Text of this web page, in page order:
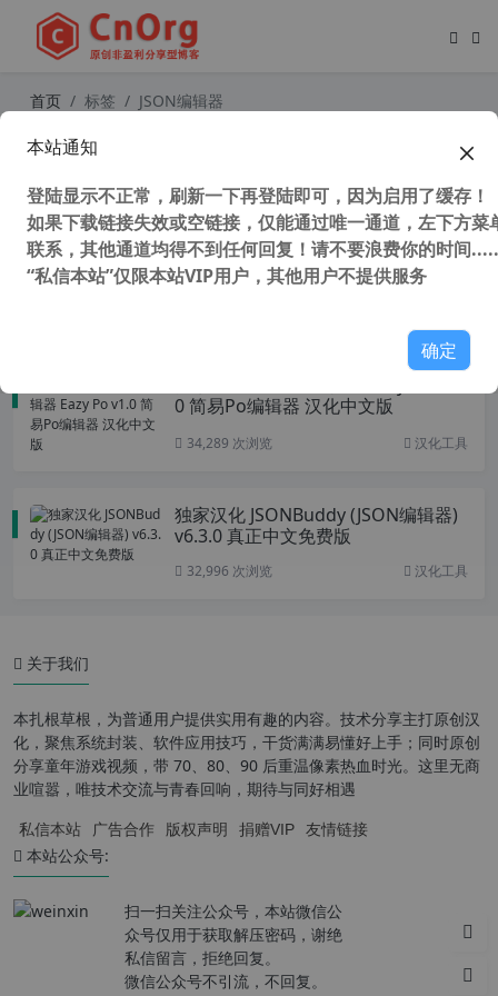
首页 标签 JSON编辑器
独家汉化 简单好用的 JSON编辑器 Jso
0 简易Po编辑器 汉化中文版
34,289 次浏览 汉化工具
独家汉化 JSONBuddy (JSON编辑器)
v6.3.0 真正中文免费版
32,996 次浏览 汉化工具
关于我们
本扎根草根，为普通用户提供实用有趣的内容。技术分享主打原创汉
化，聚焦系统封装、软件应用技巧，干货满满易懂好上手；同时原创
分享童年游戏视频，带 70、80、90 后重温像素热血时光。这里无商
业喧嚣，唯技术交流与青春回响，期待与同好相遇
私信本站 广告合作 版权声明 捐赠VIP 友情链接
本站公众号:
扫一扫关注公众号，本站微信公
众号仅用于获取解压密码，谢绝
私信留言，拒绝回复。
微信公众号不引流，不回复。
本站通知
登陆显示不正常，刷新一下再登陆即可，因为启用了缓存！
如果下载链接失效或空链接，仅能通过唯一通道，左下方菜
联系，其他通道均得不到任何回复！请不要浪费你的时间
“私信本站”仅限本站VIP用户，其他用户不提供服务
确定